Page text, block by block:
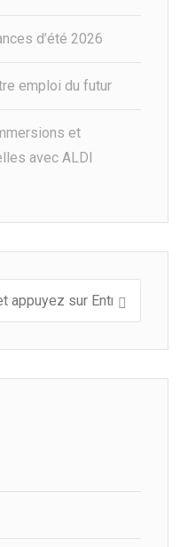
d’été 2026
emploi du futur
et
avec ALDI